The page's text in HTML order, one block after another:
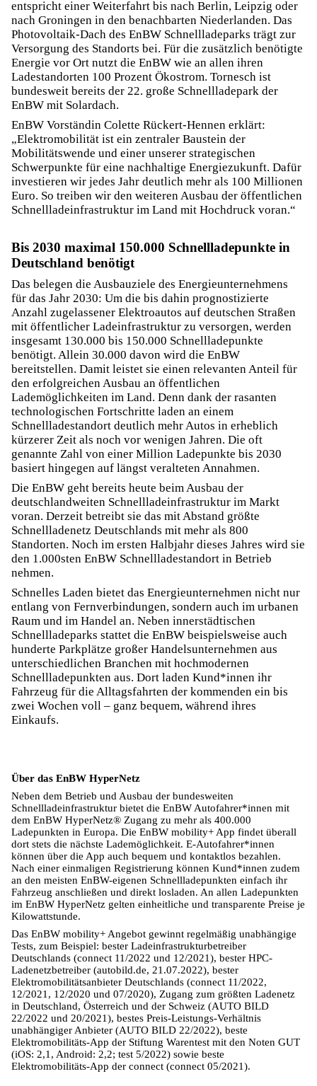
entspricht einer Weiterfahrt bis nach Berlin, Leipzig oder
nach Groningen in den benachbarten Niederlanden. Das
Photovoltaik-Dach des EnBW Schnellladeparks trägt zur
Versorgung des Standorts bei. Für die zusätzlich benötigte
Energie vor Ort nutzt die EnBW wie an allen ihren
Ladestandorten 100 Prozent Ökostrom. Tornesch ist
bundesweit bereits der 22. große Schnellladepark der
EnBW mit Solardach.
EnBW Vorständin Colette Rückert-Hennen erklärt:
„Elektromobilität ist ein zentraler Baustein der
Mobilitätswende und einer unserer strategischen
Schwerpunkte für eine nachhaltige Energiezukunft. Dafür
investieren wir jedes Jahr deutlich mehr als 100 Millionen
Euro. So treiben wir den weiteren Ausbau der öffentlichen
Schnellladeinfrastruktur im Land mit Hochdruck voran.“
Bis 2030 maximal 150.000 Schnellladepunkte in
Deutschland benötigt
Das belegen die Ausbauziele des Energieunternehmens
für das Jahr 2030: Um die bis dahin prognostizierte
Anzahl zugelassener Elektroautos auf deutschen Straßen
mit öffentlicher Ladeinfrastruktur zu versorgen, werden
insgesamt 130.000 bis 150.000 Schnellladepunkte
benötigt. Allein 30.000 davon wird die EnBW
bereitstellen. Damit leistet sie einen relevanten Anteil für
den erfolgreichen Ausbau an öffentlichen
Lademöglichkeiten im Land. Denn dank der rasanten
technologischen Fortschritte laden an einem
Schnellladestandort deutlich mehr Autos in erheblich
kürzerer Zeit als noch vor wenigen Jahren. Die oft
genannte Zahl von einer Million Ladepunkte bis 2030
basiert hingegen auf längst veralteten Annahmen.
Die EnBW geht bereits heute beim Ausbau der
deutschlandweiten Schnellladeinfrastruktur im Markt
voran. Derzeit betreibt sie das mit Abstand größte
Schnellladenetz Deutschlands mit mehr als 800
Standorten. Noch im ersten Halbjahr dieses Jahres wird sie
den 1.000sten EnBW Schnellladestandort in Betrieb
nehmen.
Schnelles Laden bietet das Energieunternehmen nicht nur
entlang von Fernverbindungen, sondern auch im urbanen
Raum und im Handel an. Neben innerstädtischen
Schnellladeparks stattet die EnBW beispielsweise auch
hunderte Parkplätze großer Handelsunternehmen aus
unterschiedlichen Branchen mit hochmodernen
Schnellladepunkten aus. Dort laden Kund*innen ihr
Fahrzeug für die Alltagsfahrten der kommenden ein bis
zwei Wochen voll – ganz bequem, während ihres
Einkaufs.
Über das EnBW HyperNetz
Neben dem Betrieb und Ausbau der bundesweiten
Schnellladeinfrastruktur bietet die EnBW Autofahrer*innen mit
dem EnBW HyperNetz® Zugang zu mehr als 400.000
Ladepunkten in Europa. Die EnBW mobility+ App findet überall
dort stets die nächste Lademöglichkeit. E-Autofahrer*innen
können über die App auch bequem und kontaktlos bezahlen.
Nach einer einmaligen Registrierung können Kund*innen zudem
an den meisten EnBW-eigenen Schnellladepunkten einfach ihr
Fahrzeug anschließen und direkt losladen. An allen Ladepunkten
im EnBW HyperNetz gelten einheitliche und transparente Preise je
Kilowattstunde.
Das EnBW mobility+ Angebot gewinnt regelmäßig unabhängige
Tests, zum Beispiel: bester Ladeinfrastrukturbetreiber
Deutschlands (connect 11/2022 und 12/2021), bester HPC-
Ladenetzbetreiber (autobild.de, 21.07.2022), bester
Elektromobilitätsanbieter Deutschlands (connect 11/2022,
12/2021, 12/2020 und 07/2020), Zugang zum größten Ladenetz
in Deutschland, Österreich und der Schweiz (AUTO BILD
22/2022 und 20/2021), bestes Preis-Leistungs-Verhältnis
unabhängiger Anbieter (AUTO BILD 22/2022), beste
Elektromobilitäts-App der Stiftung Warentest mit den Noten GUT
(iOS: 2,1, Android: 2,2; test 5/2022) sowie beste
Elektromobilitäts-App der connect (connect 05/2021).